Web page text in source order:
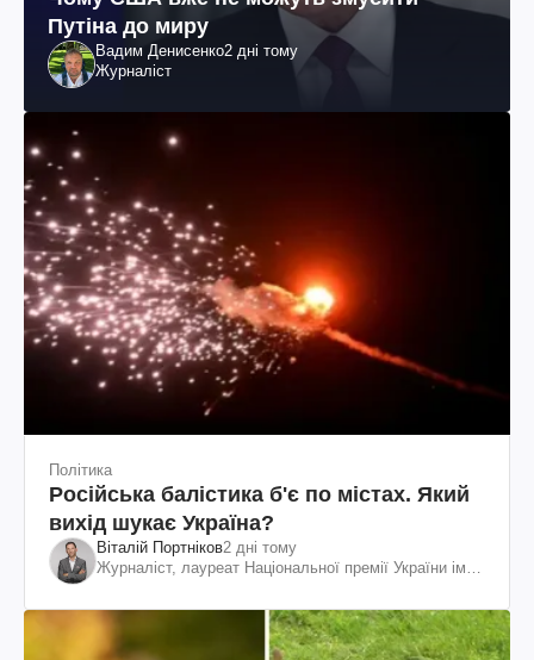
Путіна до миру
Вадим Денисенко2 дні тому
Журналіст
Політика
Російська балістика б'є по містах. Який
вихід шукає Україна?
Віталій Портніков2 дні тому
Журналіст, лауреат Національної премії України ім.